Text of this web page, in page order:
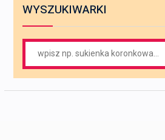
WYSZUKIWARKI